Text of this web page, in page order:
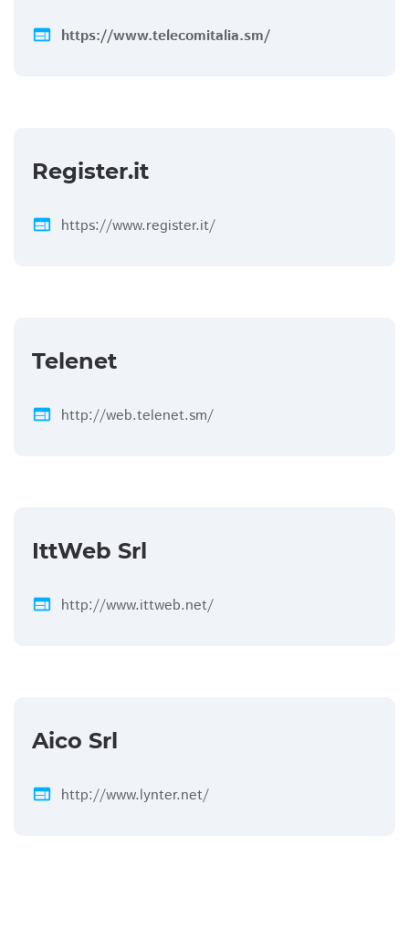
web https://www.telecomitalia.sm/
Register.it
web https://www.register.it/
Telenet
web http://web.telenet.sm/
IttWeb Srl
web http://www.ittweb.net/
Aico Srl
web http://www.lynter.net/